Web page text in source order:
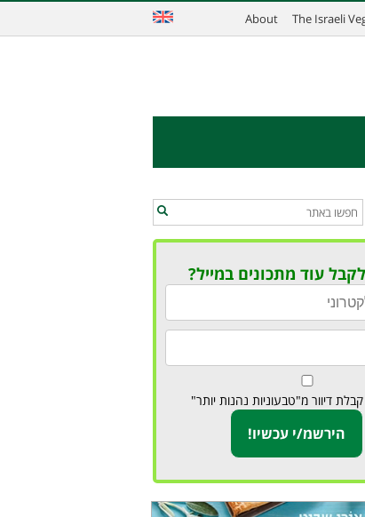
The Israeli
About
עוד מתכונים במייל?
דיוור מ"טבעוניות נהנות יותר"